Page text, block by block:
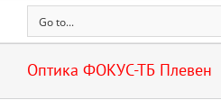
Go to...
Оптика ФОКУС-ТБ Плевен